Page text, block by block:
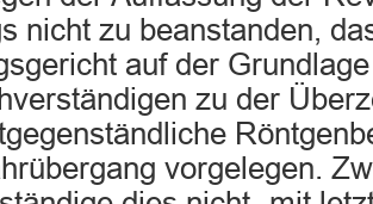
nicht zu beanstanden,
auf der
zu der
vorgelegen.